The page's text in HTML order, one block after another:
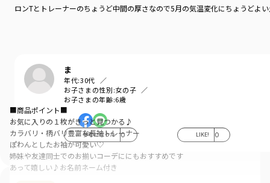
ロンTとトレーナーのちょうど中間の厚さなので5月の気温変化にちょうどよ
ま
年代:30代
お子さまの性別:女の子
お子さまの年齢:6歳
参考になった 0 LIKE! 0
■商品ポイント■
お気に入りの１枚がきっと見つかる♪
カラバリ・柄バリ豊富な長袖トレーナー
ぽわんとしたお袖が可愛い♡
姉妹や友達同士でのお揃いコーデににもおすすめです
あって嬉しい♪お名前ネーム付き